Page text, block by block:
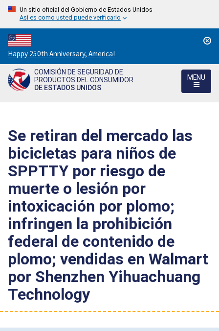
Un sitio oficial del Gobierno de Estados Unidos
Así es como usted puede verificarlo
Countdown
to
America's
250th
Happy 250th Anniversary, America!
COMISIÓN DE SEGURIDAD DE
PRODUCTOS DEL CONSUMIDOR
DE ESTADOS UNIDOS
MENU
Se retiran del mercado las
bicicletas para niños de
SPPTTY por riesgo de
muerte o lesión por
intoxicación por plomo;
infringen la prohibición
federal de contenido de
plomo; vendidas en Walmart
por Shenzhen Yihuachuang
Technology